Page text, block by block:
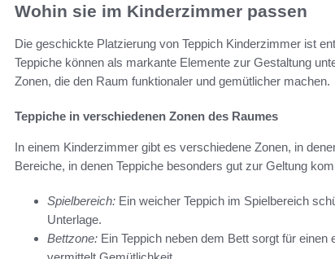
Wohin sie im Kinderzimmer passen
Die geschickte Platzierung von Teppich Kinderzimmer ist
Teppiche können als markante Elemente zur Gestaltung
Zonen, die den Raum funktionaler und gemütlicher machen.
Teppiche in verschiedenen Zonen des Raumes
In einem Kinderzimmer gibt es verschiedene Zonen, in
Bereiche, in denen Teppiche besonders gut zur Geltung
Spielbereich: Ein weicher Teppich im Spielbereich
Unterlage.
Bettzone: Ein Teppich neben dem Bett sorgt für